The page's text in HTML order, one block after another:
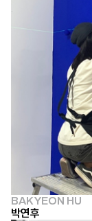
BAK YEON HU
박연후